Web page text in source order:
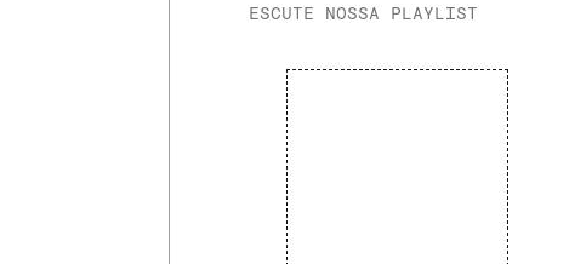
ESCUTE NOSSA PLAYLIST